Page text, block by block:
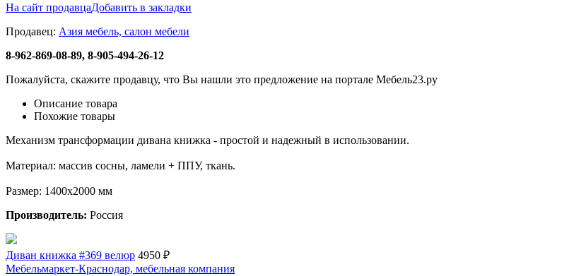
На сайт продавцаДобавить в закладки
Продавец: Азия мебель, салон мебели
8-962-869-08-89, 8-905-494-26-12
Пожалуйста, скажите продавцу, что Вы нашли это предложение на портале Мебель23.ру
Описание товара
Похожие товары
Механизм трансформации дивана книжка - простой и надежный в использовании.
Материал: массив сосны, ламели + ППУ, ткань.
Размер: 1400х2000 мм
Производитель: Россия
Диван книжка #369 велюр 4950 ₽
Мебельмаркет-Краснодар, мебельная компания